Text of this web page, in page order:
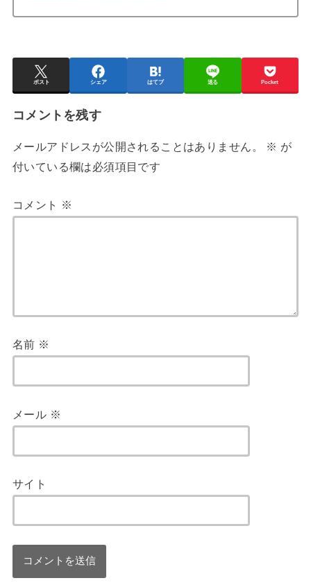
ポスト シェア はてブ 送る Pocket
コメントを残す
メールアドレスが公開されることはありません。 ※ が
付いている欄は必須項目です
コメント ※
名前 ※
メール ※
サイト